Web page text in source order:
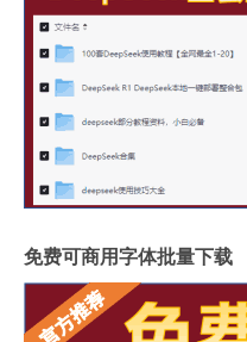
免费可商用字体批量下载